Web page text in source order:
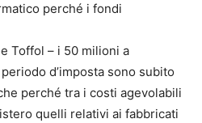
perché i fondi
Toffol – i 50 milioni a
d’imposta sono subito
perché tra i costi agevolabili
quelli relativi ai fabbricati